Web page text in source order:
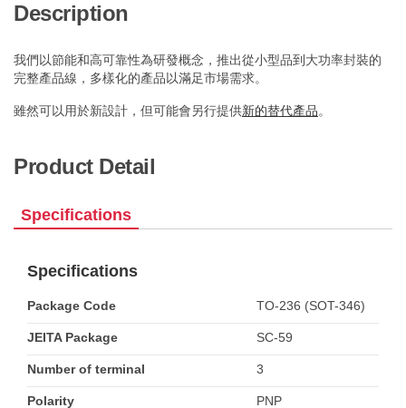
Description
我們以節能和高可靠性為研發概念，推出從小型品到大功率封裝的
完整產品線，多樣化的產品以滿足市場需求。
雖然可以用於新設計，但可能會另行提供新的替代產品。
Product Detail
Specifications
Specifications
Package Code TO-236 (SOT-346)
JEITA Package SC-59
Number of terminal 3
Polarity PNP